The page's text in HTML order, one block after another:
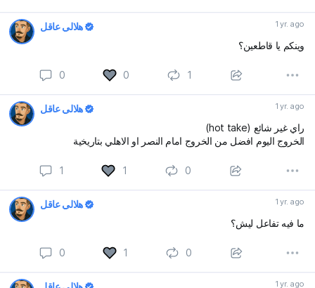
هلالي عاقل 1 yr. ago
وينكم يا قاطعين؟
0 0 1
هلالي عاقل 1 yr. ago
راي غير شائع (hot take)
الخروج اليوم افضل من الخروج امام النصر او الاهلي بتاريخية
1 1 0
هلالي عاقل 1 yr. ago
ما فيه تفاعل ليش؟
0 1 0
1 yr. ago